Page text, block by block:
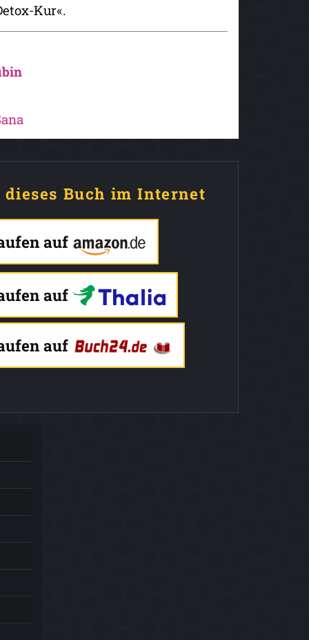
Kur«.
dieses Buch im Internet
auf
auf
auf